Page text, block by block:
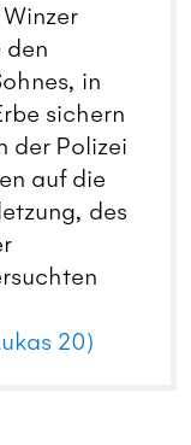
den
in
sichern
der Polizei
auf die
des
20)